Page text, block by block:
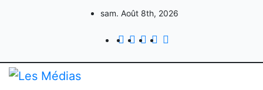
sam. Août 8th, 2026